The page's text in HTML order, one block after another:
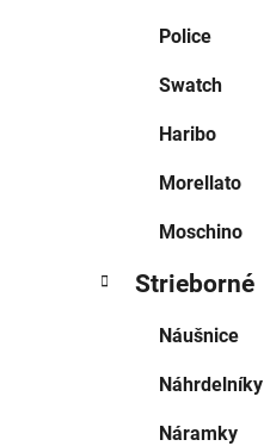
Police
Swatch
Haribo
Morellato
Moschino
Strieborné
Náušnice
Náhrdelníky
Náramky